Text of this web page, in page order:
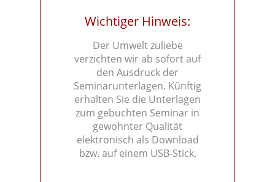
Wichtiger Hinweis:
Der Umwelt zuliebe
verzichten wir ab sofort auf
den Ausdruck der
Seminarunterlagen. Künftig
erhalten Sie die Unterlagen
zum gebuchten Seminar in
gewohnter Qualität
elektronisch als Download
bzw. auf einem USB-Stick.